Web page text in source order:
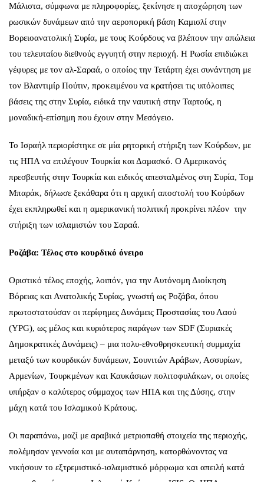
Μάλιστα, σύμφωνα με πληροφορίες, ξεκίνησε η αποχώρηση των
ρωσικών δυνάμεων από την αεροπορική βάση Καμισλί στην
Βορειοανατολική Συρία, με τους Κούρδους να βλέπουν την απώλεια
του τελευταίου διεθνούς εγγυητή στην περιοχή. Η Ρωσία επιδιώκει
γέφυρες με τον αλ-Σαραά, ο οποίος την Τετάρτη έχει συνάντηση με
τον Βλαντιμίρ Πούτιν, προκειμένου να κρατήσει τις υπόλοιπες
βάσεις της στην Συρία, ειδικά την ναυτική στην Ταρτούς, η
μοναδική-επίσημη που έχουν στην Μεσόγειο.
Το Ισραήλ περιορίστηκε σε μία ρητορική στήριξη των Κούρδων, με
τις ΗΠΑ να επιλέγουν Τουρκία και Δαμασκό. Ο Αμερικανός
πρεσβευτής στην Τουρκία και ειδικός απεσταλμένος στη Συρία, Τομ
Μπαράκ, δήλωσε ξεκάθαρα ότι η αρχική αποστολή του Κούρδων
έχει εκπληρωθεί και η αμερικανική πολιτική προκρίνει πλέον την
στήριξη των ισλαμιστών του Σαραά.
Ροζάβα: Τέλος στο κουρδικό όνειρο
Οριστικό τέλος εποχής, λοιπόν, για την Αυτόνομη Διοίκηση
Βόρειας και Ανατολικής Συρίας, γνωστή ως Ροζάβα, όπου
πρωτοστατούσαν οι περίφημες Δυνάμεις Προστασίας του Λαού
(YPG), ως μέλος και κυριότερος παράγων των SDF (Συριακές
Δημοκρατικές Δυνάμεις) – μια πολυ-εθνοθρησκευτική συμμαχία
μεταξύ των κουρδικών δυνάμεων, Σουνιτών Αράβων, Ασσυρίων,
Αρμενίων, Τουρκμένων και Καυκάσιων πολιτοφυλάκων, οι οποίες
υπήρξαν ο καλύτερος σύμμαχος των ΗΠΑ και της Δύσης, στην
μάχη κατά του Ισλαμικού Κράτους.
Οι παραπάνω, μαζί με αραβικά μετριοπαθή στοιχεία της περιοχής,
πολέμησαν γενναία και με αυταπάρνηση, κατορθώνοντας να
νικήσουν το εξτρεμιστικό-ισλαμιστικό μόρφωμα και απειλή κατά